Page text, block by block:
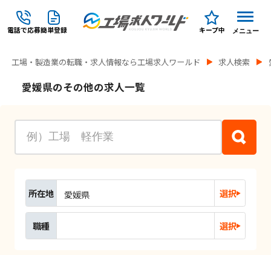
電話で応募簡単登録 キープ中 メニュー
工場・製造業の転職・求人情報なら工場求人ワールド 求人検索
愛媛県のその他の求人一覧
所在地 愛媛県 選択
職種 選択